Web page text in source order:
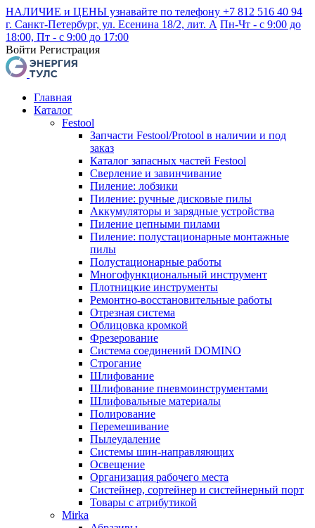
НАЛИЧИЕ и ЦЕНЫ узнавайте по телефону +7 812 516 40 94
г. Санкт-Петербург, ул. Есенина 18/2, лит. А Пн-Чт - с 9:00 до
18:00, Пт - с 9:00 до 17:00
Войти Регистрация
Главная
Каталог
Festool
Запчасти Festool/Protool в наличии и под
заказ
Каталог запасных частей Festool
Сверление и завинчивание
Пиление: лобзики
Пиление: ручные дисковые пилы
Аккумуляторы и зарядные устройства
Пиление цепными пилами
Пиление: полустационарные монтажные
пилы
Полустационарные работы
Многофункциональный инструмент
Плотницкие инструменты
Ремонтно-восстановительные работы
Отрезная система
Облицовка кромкой
Фрезерование
Система соединений DOMINO
Строгание
Шлифование
Шлифование пневмоинструментами
Шлифовальные материалы
Полирование
Перемешивание
Пылеудаление
Системы шин-направляющих
Освещение
Организация рабочего места
Систейнер, сортейнер и систейнерный порт
Товары с атрибутикой
Mirka